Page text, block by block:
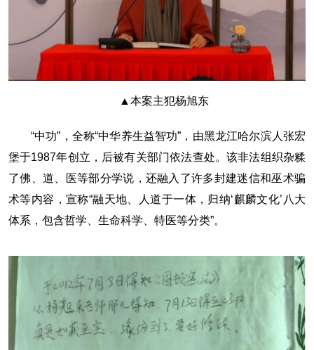
▲本案主犯杨旭东
“中功”，全称“中华养生益智功”，由黑龙江哈尔滨人张宏
堡于1987年创立，后被有关部门依法查处。该非法组织杂糅
了佛、道、医等部分学说，还融入了许多封建迷信和巫术骗
术等内容，宣称“融天地、人道于一体，归纳‘麒麟文化’八大
体系，包含哲学、生命科学、特医等分类”。